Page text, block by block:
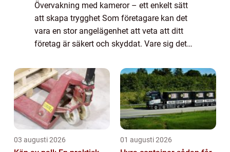
Övervakning med kameror – ett enkelt sätt
att skapa trygghet Som företagare kan det
vara en stor angelägenhet att veta att ditt
företag är säkert och skyddat. Vare sig det
oönskade besökare som får ...
03 augusti 2026 01 augusti 2026